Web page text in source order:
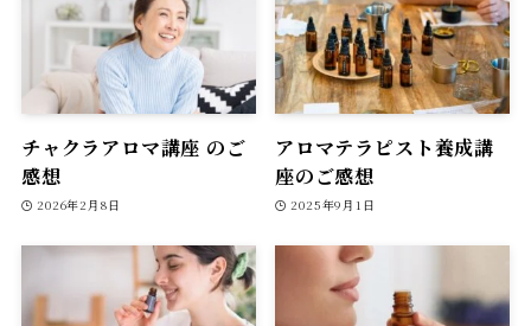
チャクラアロマ講座 のご
感想
2026年2月8日
アロマテラピスト養成講
座のご感想
2025年9月1日